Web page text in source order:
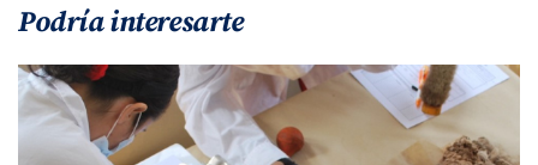
Podría interesarte